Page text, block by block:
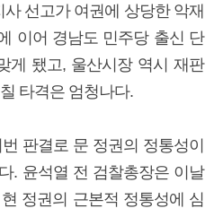
선고가 여권에 상당한 악재
이어 경남도 민주당 출신 단
게 됐고, 울산시장 역시 재판
타격은 엄청나다.
판결로 문 정권의 정통성이
. 윤석열 전 검찰총장은 이날
정권의 근본적 정통성에 심